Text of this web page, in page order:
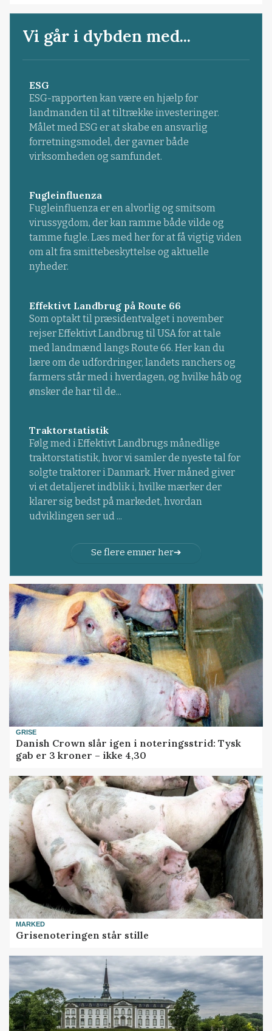
Vi går i dybden med...
ESG
ESG-rapporten kan være en hjælp for
landmanden til at tiltrække investeringer.
Målet med ESG er at skabe en ansvarlig
forretningsmodel, der gavner både
virksomheden og samfundet.
Fugleinfluenza
Fugleinfluenza er en alvorlig og smitsom
virussygdom, der kan ramme både vilde og
tamme fugle. Læs med her for at få vigtig viden
om alt fra smittebeskyttelse og aktuelle
nyheder.
Effektivt Landbrug på Route 66
Som optakt til præsidentvalget i november
rejser Effektivt Landbrug til USA for at tale
med landmænd langs Route 66. Her kan du
lære om de udfordringer, landets ranchers og
farmers står med i hverdagen, og hvilke håb og
ønsker de har til de...
Traktorstatistik
Følg med i Effektivt Landbrugs månedlige
traktorstatistik, hvor vi samler de nyeste tal for
solgte traktorer i Danmark. Hver måned giver
vi et detaljeret indblik i, hvilke mærker der
klarer sig bedst på markedet, hvordan
udviklingen ser ud ...
Se flere emner her
GRISE
Danish Crown slår igen i noteringsstrid: Tysk
gab er 3 kroner – ikke 4,30
MARKED
Grisenoteringen står stille